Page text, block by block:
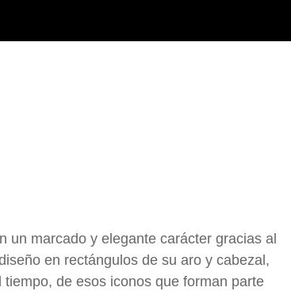
marcado y elegante carácter gracias al
en rectángulos de su aro y cabezal,
de esos iconos que forman parte